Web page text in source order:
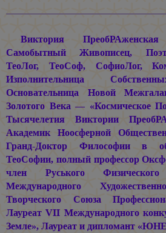
Виктория
Самобытный Живописец,
ТеоЛог, ТеоСоф, СофиоЛог,
Изполнительница
Основательница Новой
Золотого Века — «Космическое
Тысячелетия Виктории
Академик Ноосферной
Гранд-Доктор Философии в
ТеоСофии, полный профессор
член Руського
Международного
Творческого Союза
Лауреат VII Международного
Земле», Лауреат и дипломант